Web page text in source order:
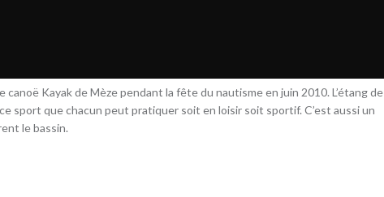
Kayak de Mèze pendant la fête du nautisme en juin 2010. L’étang de
sport que chacun peut pratiquer soit en loisir soit sportif. C’est aussi un
le bassin.